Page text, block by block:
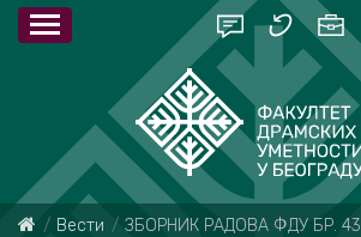
Вести ЗБОРНИК РАДОВА ФДУ БР. 43